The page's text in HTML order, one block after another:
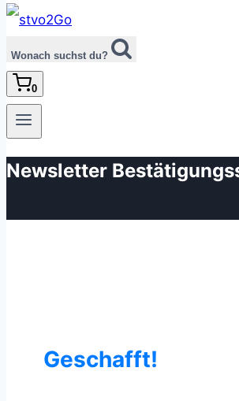
Wonach suchst du?
0
Newsletter
Geschafft!